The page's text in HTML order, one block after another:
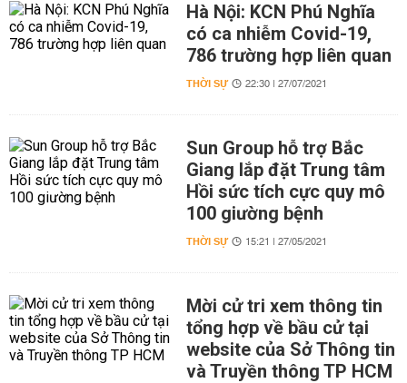
Hà Nội: KCN Phú Nghĩa
có ca nhiễm Covid-19,
786 trường hợp liên quan
THỜI SỰ 22:30 | 27/07/2021
Sun Group hỗ trợ Bắc
Giang lắp đặt Trung tâm
Hồi sức tích cực quy mô
100 giường bệnh
THỜI SỰ 15:21 | 27/05/2021
Mời cử tri xem thông tin
tổng hợp về bầu cử tại
website của Sở Thông tin
và Truyền thông TP HCM